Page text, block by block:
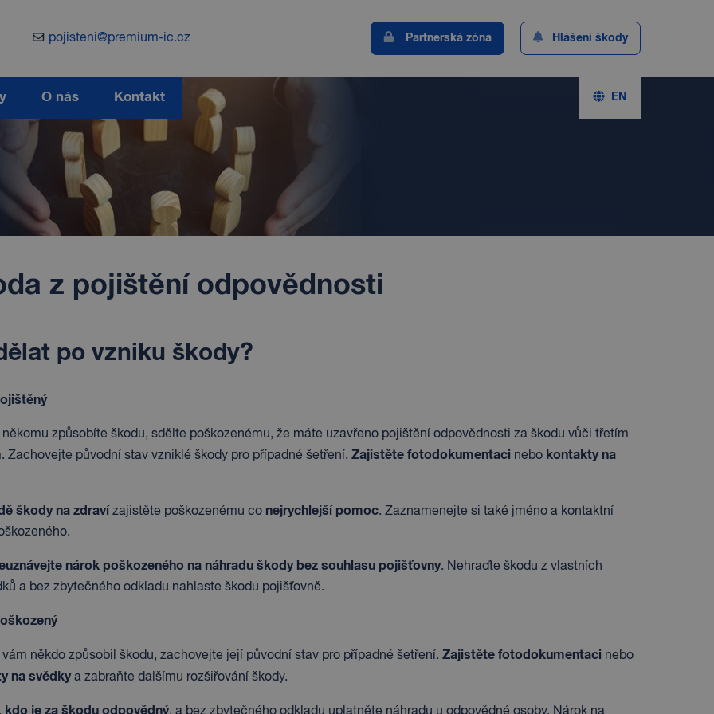
pojisteni@premium-ic.cz Partnerská zóna Hlášení škody
EN
O nás Kontakt
z pojištění odpovědnosti
po vzniku škody?
způsobíte škodu, sdělte poškozenému, že máte uzavřeno pojištění odpovědnosti za škodu vůči třetím
Zachovejte původní stav vzniklé škody pro případné šetření. Zajistěte fotodokumentaci nebo kontakty na
škody na zdraví zajistěte poškozenému co nejrychlejší pomoc. Zaznamenejte si také jméno a kontaktní
nárok poškozeného na náhradu škody bez souhlasu pojišťovny. Nehraďte škodu z vlastních
a bez zbytečného odkladu nahlaste škodu pojišťovně.
někdo způsobil škodu, zachovejte její původní stav pro případné šetření. Zajistěte fotodokumentaci nebo
na svědkya zabraňte dalšímu rozšiřování škody.
kdo je za škodu odpovědný